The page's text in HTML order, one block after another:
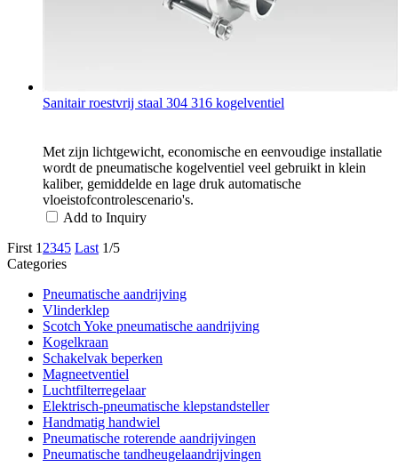
Sanitair roestvrij staal 304 316 kogelventiel
Met zijn lichtgewicht, economische en eenvoudige installatie
wordt de pneumatische kogelventiel veel gebruikt in klein
kaliber, gemiddelde en lage druk automatische
vloeistofcontrolescenario's.
Add to Inquiry
First 1 2345 Last 1/5
Categories
Pneumatische aandrijving
Vlinderklep
Scotch Yoke pneumatische aandrijving
Kogelkraan
Schakelvak beperken
Magneetventiel
Luchtfilterregelaar
Elektrisch-pneumatische klepstandsteller
Handmatig handwiel
Pneumatische roterende aandrijvingen
Pneumatische tandheugelaandrijvingen